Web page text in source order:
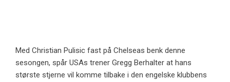
Med Christian Pulisic fast på Chelseas benk denne
sesongen, spår USAs trener Gregg Berhalter at hans
største stjerne vil komme tilbake i den engelske klubbens